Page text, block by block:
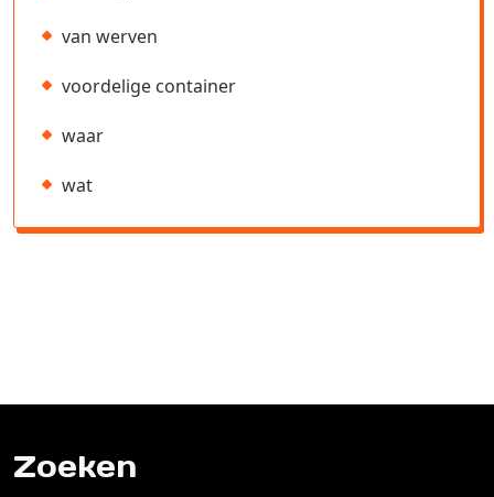
van werven
voordelige container
waar
wat
Zoeken